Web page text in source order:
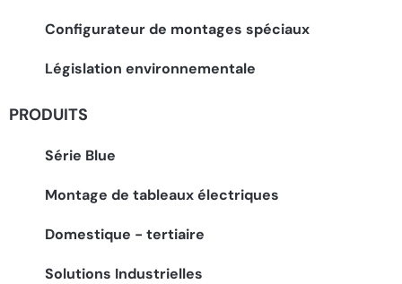
Configurateur de montages spéciaux
Législation environnementale
PRODUITS
Série Blue
Montage de tableaux électriques
Domestique - tertiaire
Solutions Industrielles